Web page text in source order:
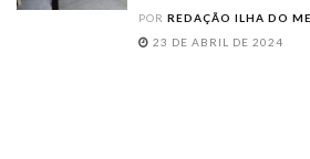
POR REDAÇÃO ILHA DO
23 DE ABRIL DE 2024